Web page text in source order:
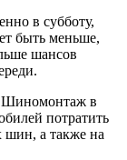
в субботу,
быть меньше,
шансов
Шиномонтаж в
потратить
шин, а также на